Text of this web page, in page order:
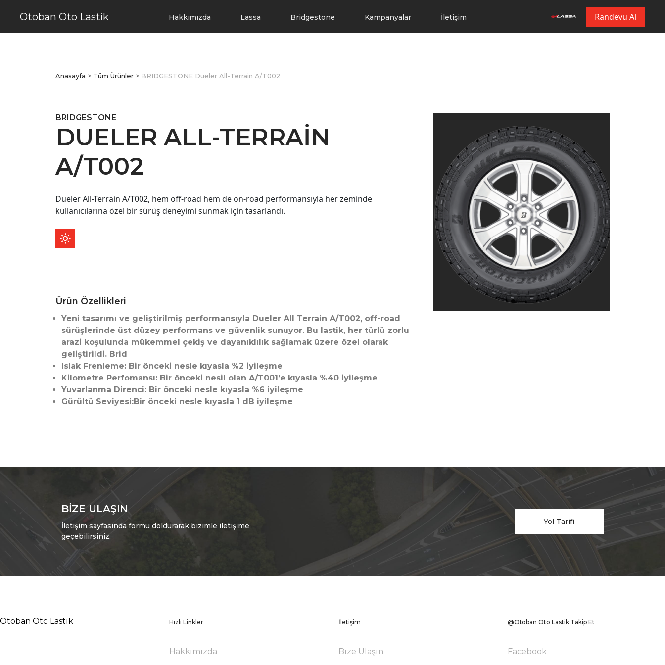
Otoban Oto Lastik Hakkımızda Lassa Bridgestone Kampanyalar İletişim Randevu Al
Anasayfa > Tüm Ürünler > BRIDGESTONE Dueler All-Terrain A/T002
BRIDGESTONE
DUELER ALL-TERRAIN
A/T002
Dueler All-Terrain A/T002, hem off-road hem de on-road performansıyla her zeminde
kullanıcılarına özel bir sürüş deneyimi sunmak için tasarlandı.
Ürün Özellikleri
Yeni tasarımı ve geliştirilmiş performansıyla Dueler All Terrain A/T002, off-road
sürüşlerinde üst düzey performans ve güvenlik sunuyor. Bu lastik, her türlü zorlu
arazi koşulunda mükemmel çekiş ve dayanıklılık sağlamak üzere özel olarak
geliştirildi. Brid
Islak Frenleme: Bir önceki nesle kıyasla %2 iyileşme
Kilometre Perfomansı: Bir önceki nesil olan A/T001’e kıyasla %40 iyileşme
Yuvarlanma Direnci: Bir önceki nesle kıyasla %6 iyileşme
Gürültü Seviyesi:Bir önceki nesle kıyasla 1 dB iyileşme
BIZE ULAŞIN
İletişim sayfasında formu doldurarak bizimle iletişime
geçebilirsiniz.
Yol Tarifi
Otoban Oto Lastik Hızlı Linkler
Hakkımızda
İletişim
Bize Ulaşın
@Otoban Oto Lastik Takip Et
Facebook